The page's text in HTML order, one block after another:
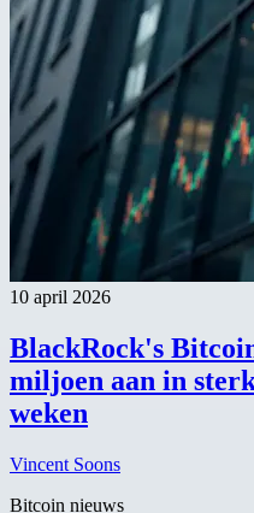
10 april 2026
BlackRock's
miljoen aan in
weken
Vincent Soons
Bitcoin nieuws